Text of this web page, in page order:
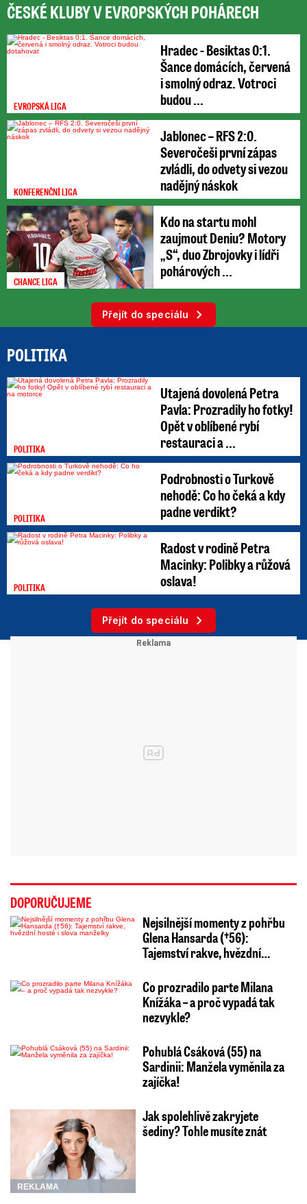
ČESKÉ KLUBY V EVROPSKÝCH POHÁRECH
EVROPSKÁ LIGA
Hradec - Besiktas 0:1.
Šance domácích, červená
i smolný odraz. Votroci
budou ...
KONFERENČNÍ LIGA
Jablonec – RFS 2:0.
Severočeši první zápas
zvládli, do odvety si vezou
nadějný náskok
CHANCE LIGA
Kdo na startu mohl
zaujmout Deniu? Motory
„S“, duo Zbrojovky i lídři
pohárových ...
Přejít do speciálu
POLITIKA
POLITIKA
Utajená dovolená Petra
Pavla: Prozradily ho fotky!
Opět v oblíbené rybí
restauraci a ...
POLITIKA
Podrobnosti o Turkově
nehodě: Co ho čeká a kdy
padne verdikt?
POLITIKA
Radost v rodině Petra
Macinky: Polibky a růžová
oslava!
Přejít do speciálu
DOPORUČUJEME
Nejsilnější momenty z pohřbu
Glena Hansarda (†56):
Tajemství rakve, hvězdní…
Co prozradilo parte Milana
Knížáka – a proč vypadá tak
nezvykle?
Pohublá Csáková (55) na
Sardinii: Manžela vyměnila za
zajíčka!
REKLAMA
Jak spolehlivě zakryjete
šediny? Tohle musíte znát